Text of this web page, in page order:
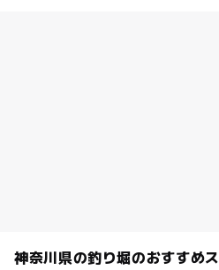
神奈川県の釣り堀のおすすめ